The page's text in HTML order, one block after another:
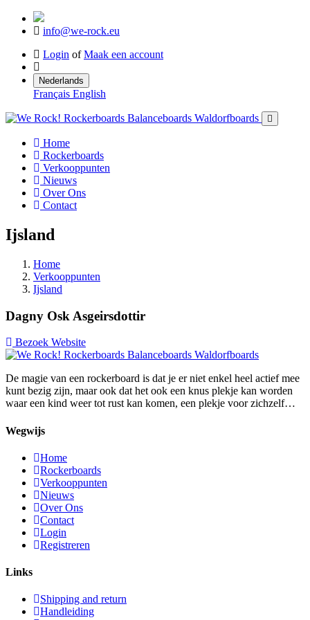
info@we-rock.eu
Login of Maak een account
Nederlands
Français English
Home
Rockerboards
Verkooppunten
Nieuws
Over Ons
Contact
Ijsland
Home
Verkooppunten
Ijsland
Dagny Osk Asgeirsdottir
Bezoek Website
De magie van een rockerboard is dat je er niet enkel heel actief mee
kunt bezig zijn, maar ook dat het ook een knus plekje kan worden
waar een kind weer tot rust kan komen, een plekje voor zichzelf…
Wegwijs
Home
Rockerboards
Verkooppunten
Nieuws
Over Ons
Contact
Login
Registreren
Links
Shipping and return
Handleiding